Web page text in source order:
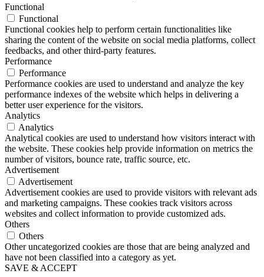
Functional
Functional
Functional cookies help to perform certain functionalities like
sharing the content of the website on social media platforms, collect
feedbacks, and other third-party features.
Performance
Performance
Performance cookies are used to understand and analyze the key
performance indexes of the website which helps in delivering a
better user experience for the visitors.
Analytics
Analytics
Analytical cookies are used to understand how visitors interact with
the website. These cookies help provide information on metrics the
number of visitors, bounce rate, traffic source, etc.
Advertisement
Advertisement
Advertisement cookies are used to provide visitors with relevant ads
and marketing campaigns. These cookies track visitors across
websites and collect information to provide customized ads.
Others
Others
Other uncategorized cookies are those that are being analyzed and
have not been classified into a category as yet.
SAVE & ACCEPT